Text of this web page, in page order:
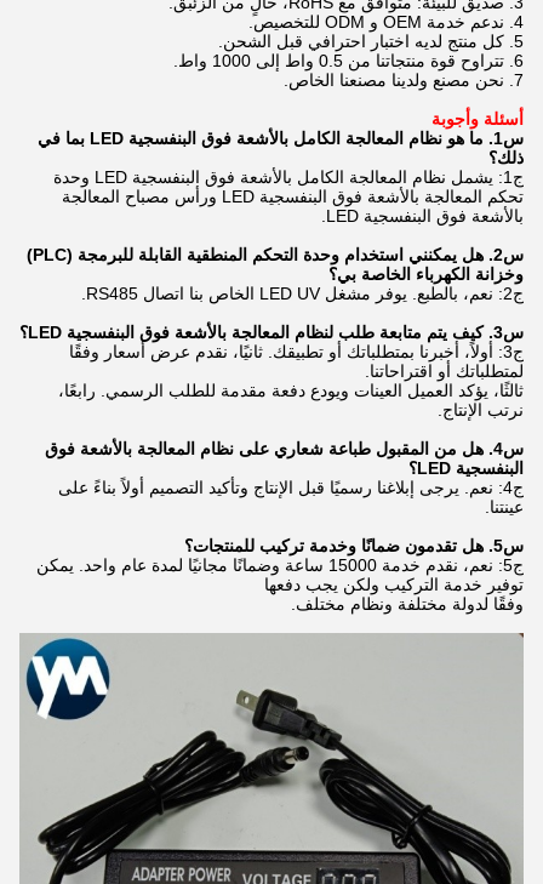
4. ندعم خدمة OEM و ODM للتخصيص.
5. كل منتج لديه اختبار احترافي قبل الشحن.
6. تتراوح قوة منتجاتنا من 0.5 واط إلى 1000 واط.
7. نحن مصنع ولدينا مصنعنا الخاص.
أسئلة وأجوبة
س1. ما هو نظام المعالجة الكامل بالأشعة فوق البنفسجية LED بما في
ذلك؟
ج1: يشمل نظام المعالجة الكامل بالأشعة فوق البنفسجية LED وحدة
تحكم المعالجة بالأشعة فوق البنفسجية LED ورأس مصباح المعالجة
بالأشعة فوق البنفسجية LED.
س2. هل يمكنني استخدام وحدة التحكم المنطقية القابلة للبرمجة (PLC)
وخزانة الكهرباء الخاصة بي؟
ج2: نعم، بالطبع. يوفر مشغل LED UV الخاص بنا اتصال RS485.
س3. كيف يتم متابعة طلب لنظام المعالجة بالأشعة فوق البنفسجية LED؟
ج3: أولاً، أخبرنا بمتطلباتك أو تطبيقك. ثانيًا، نقدم عرض أسعار وفقًا
لمتطلباتك أو اقتراحاتنا.
ثالثًا، يؤكد العميل العينات ويودع دفعة مقدمة للطلب الرسمي. رابعًا،
نرتب الإنتاج.
س4. هل من المقبول طباعة شعاري على نظام المعالجة بالأشعة فوق
البنفسجية LED؟
ج4: نعم. يرجى إبلاغنا رسميًا قبل الإنتاج وتأكيد التصميم أولاً بناءً على
عينتنا.
س5. هل تقدمون ضمانًا وخدمة تركيب للمنتجات؟
ج5: نعم، نقدم خدمة 15000 ساعة وضمانًا مجانيًا لمدة عام واحد. يمكن
توفير خدمة التركيب ولكن يجب دفعها
وفقًا لدولة مختلفة ونظام مختلف.